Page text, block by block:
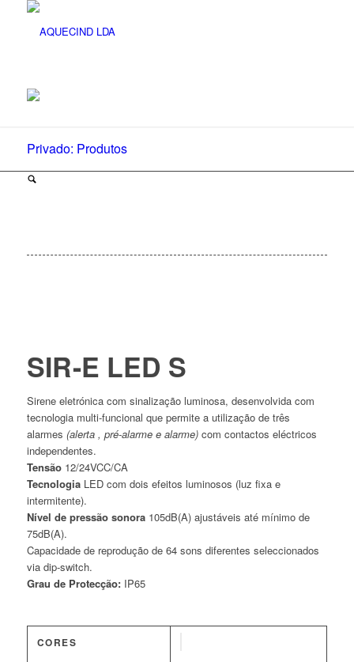
Privado: Produtos
SIR-E LED S
Sirene eletrónica com sinalização luminosa, desenvolvida com
tecnologia multi-funcional que permite a utilização de três
alarmes (alerta , pré-alarme e alarme)com contactos eléctricos
independentes.
Tensão12/24VCC/CA
TecnologiaLED com dois efeitos luminosos (luz fixa e
intermitente).
Nível de pressão sonora105dB(A) ajustáveis até mínimo de
75dB(A).
Capacidade de reprodução de 64 sons diferentes seleccionados
via dip-switch.
Grau de Protecção:IP65
CORES